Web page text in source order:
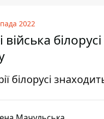
2022
війська
білорусі